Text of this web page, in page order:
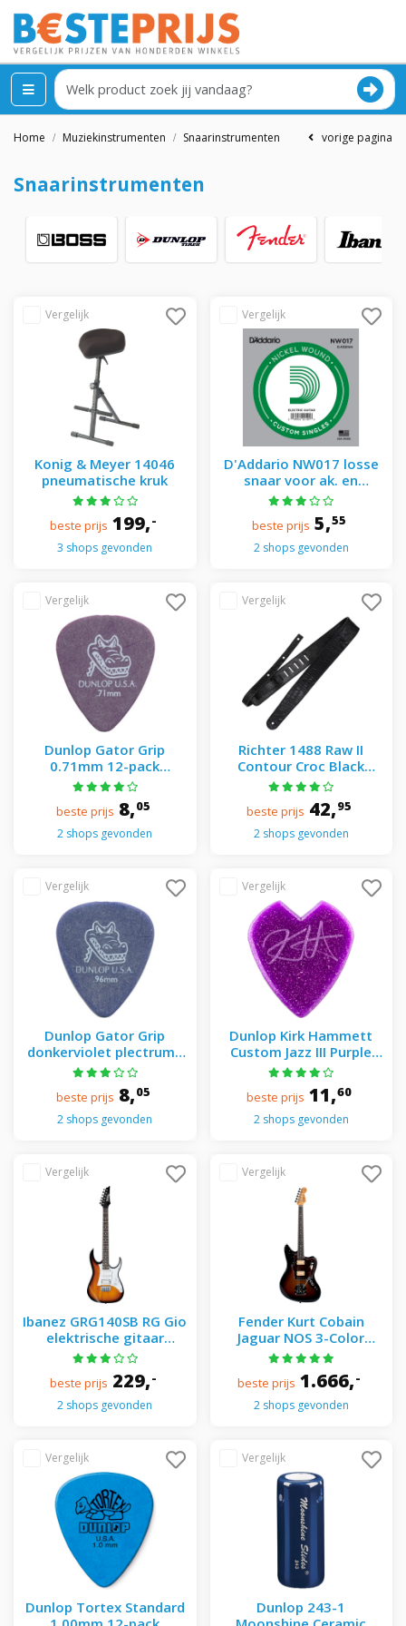
Home Muziekinstrumenten Snaarinstrumenten vorige pagina
Snaarinstrumenten
Konig & Meyer 14046
pneumatische kruk
beste prijs 199,-
3 shops gevonden
D'Addario NW017 losse
snaar voor ak. en
elektrische gitaar
beste prijs 5,55
2 shops gevonden
Dunlop Gator Grip
0.71mm 12-pack
plectrumset
donkerpaars
beste prijs 8,05
2 shops gevonden
Richter 1488 Raw II
Contour Croc Black
gitaarband
beste prijs 42,95
2 shops gevonden
Dunlop Gator Grip
donkerviolet plectrums
0.96mm (12 stuks)
beste prijs 8,05
2 shops gevonden
Dunlop Kirk Hammett
Custom Jazz III Purple
Sparkle (set van 6)
beste prijs 11,60
2 shops gevonden
Ibanez GRG140SB RG Gio
elektrische gitaar
sunburst
beste prijs 229,-
2 shops gevonden
Fender Kurt Cobain
Jaguar NOS 3-Color
Sunburst RW
beste prijs 1.666,-
2 shops gevonden
Dunlop Tortex Standard
Dunlop 243-1